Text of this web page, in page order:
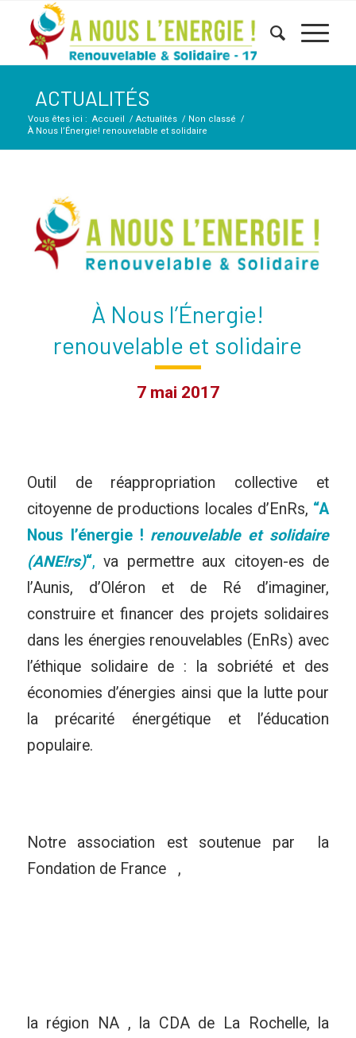
ACTUALITÉS
Vous êtes ici : Accueil / Actualités / Non classé /
À Nous l’Énergie! renouvelable et solidaire
À Nous l’Énergie!
renouvelable et solidaire
7 mai 2017
Outil de réappropriation collective et
citoyenne de productions locales d’EnRs, “A
Nous l’énergie ! renouvelable et solidaire
(ANE!rs)“, va permettre aux citoyen-es de
l’Aunis, d’Oléron et de Ré d’imaginer,
construire et financer des projets solidaires
dans les énergies renouvelables (EnRs) avec
l’éthique solidaire de : la sobriété et des
économies d’énergies ainsi que la lutte pour
la précarité énergétique et l’éducation
populaire.
Notre association est soutenue par la
Fondation de France ,
la région NA , la CDA de La Rochelle, la